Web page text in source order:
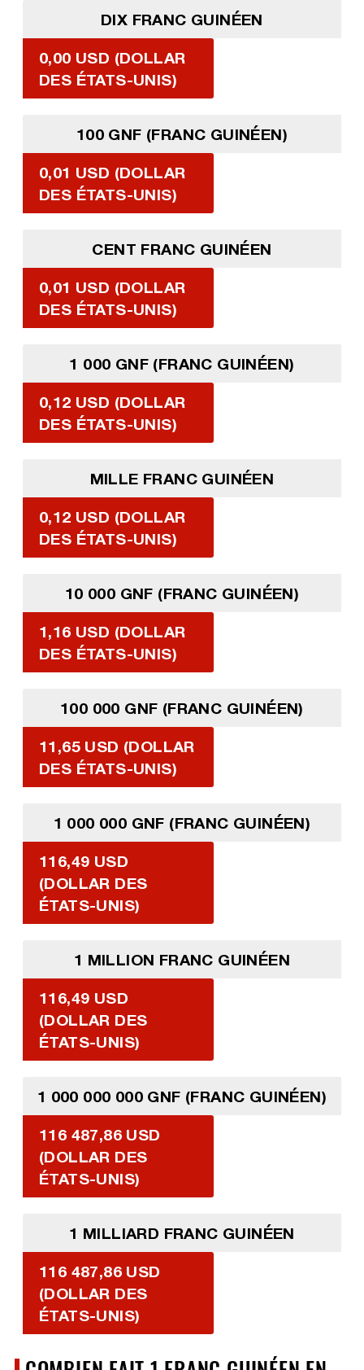
DIX FRANC GUINÉEN
0,00 USD (DOLLAR
DES ÉTATS-UNIS)
100 GNF (FRANC GUINÉEN)
0,01 USD (DOLLAR
DES ÉTATS-UNIS)
CENT FRANC GUINÉEN
0,01 USD (DOLLAR
DES ÉTATS-UNIS)
1 000 GNF (FRANC GUINÉEN)
0,12 USD (DOLLAR
DES ÉTATS-UNIS)
MILLE FRANC GUINÉEN
0,12 USD (DOLLAR
DES ÉTATS-UNIS)
10 000 GNF (FRANC GUINÉEN)
1,16 USD (DOLLAR
DES ÉTATS-UNIS)
100 000 GNF (FRANC GUINÉEN)
11,65 USD (DOLLAR
DES ÉTATS-UNIS)
1 000 000 GNF (FRANC GUINÉEN)
116,49 USD
(DOLLAR DES
ÉTATS-UNIS)
1 MILLION FRANC GUINÉEN
116,49 USD
(DOLLAR DES
ÉTATS-UNIS)
1 000 000 000 GNF (FRANC GUINÉEN)
116 487,86 USD
(DOLLAR DES
ÉTATS-UNIS)
1 MILLIARD FRANC GUINÉEN
116 487,86 USD
(DOLLAR DES
ÉTATS-UNIS)